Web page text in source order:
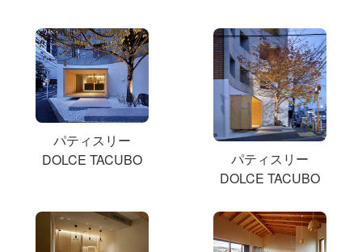
パティスリー
DOLCE TACUBO
パティスリー
DOLCE TACUBO